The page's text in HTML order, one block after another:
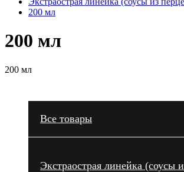
200 мл
200 мл
200 мл
Все товары
Экстраострая линейка (соусы